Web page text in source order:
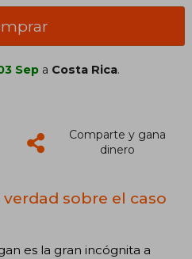
Sep a Costa Rica.
Comparte y gana
dinero
sobre el caso
es la gran incógnita a